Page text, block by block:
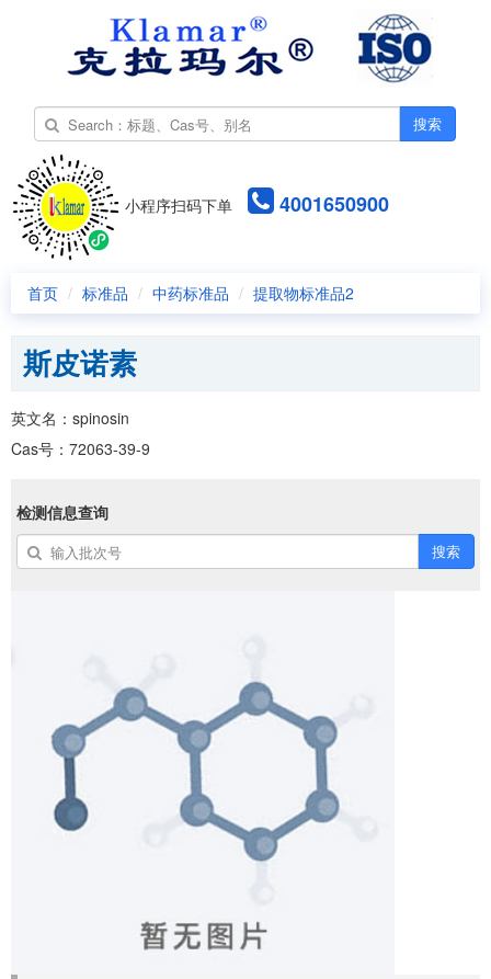
搜索
小程序扫码下单 4001650900
首页 标准品 中药标准品 提取物标准品2
斯皮诺素
英文名：spinosin
Cas号：72063-39-9
检测信息查询
搜索